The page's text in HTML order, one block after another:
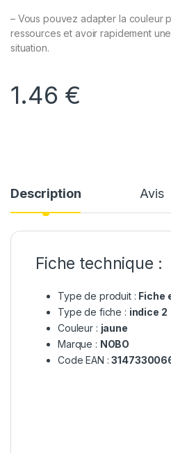
– Vous pouvez adapter la couleur
ressources et avoir rapidement
situation.
1.46 €
Description Avis
Fiche technique :
Type de produit : Fiche
Type de fiche : indice 2
Couleur : jaune
Marque : NOBO
Code EAN :